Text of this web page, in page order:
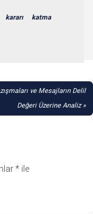
kararı katma
ve Mesajların Delil
Değeri Üzerine Analiz
* ile